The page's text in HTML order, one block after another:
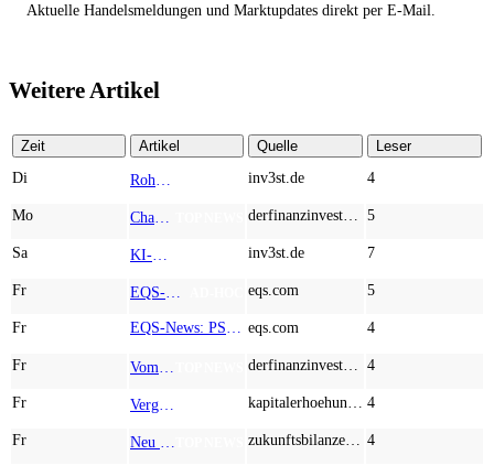
Aktuelle Handelsmeldungen und Marktupdates direkt per E-Mail.
Weitere Artikel
Zeit Artikel Quelle
Leser
Di
inv3st.de 4
Mo 5
Sa inv3st.de 7
Fr eqs.com 5
Fr eqs.com 4
Fr 4
Fr 4
Fr 4